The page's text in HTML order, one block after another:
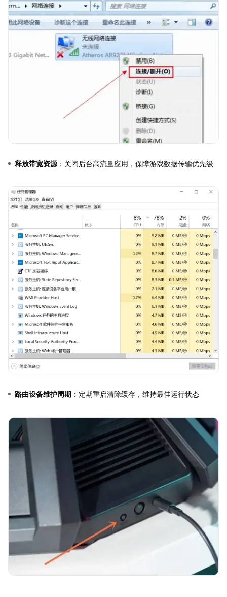
释放带宽资源 ：关闭后台高流量应用，保障游戏数据传输优先级
路由设备维护周期 ：定期重启清除缓存，维持最佳运行状态